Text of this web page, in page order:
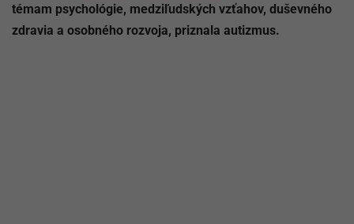
témam psychológie, medziľudských vzťahov, duševného
zdravia a osobného rozvoja, priznala autizmus.